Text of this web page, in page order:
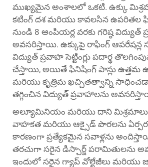
ముఖ్యమైన అంశాలలో ఒకటి. ఉక్కు
కటింగ్ దశ మరియు కావలసిన ఉపరితల
నుండి 8 ఆంపియర్ల వరకు గరిష్ఠ విద్యుత్
అవసరిస్తాయి. ఉక్కుపై రాఫింగ్
విద్యుత్ ప్రవాహ సెట్టింగ్లు పదార్థ
చేస్తాయి, అయితే ఫినిషింగ్ పాస్లు ఉత్తమ
మరియు కృత్రిమ ఖచ్చితత్వాన్ని
తగ్గించిన విద్యుత్ ప్రవాహాలను
అల్యూమినియం మరియు దాని మిశ్రమాలు
వాహకత మరియు ఆక్సైడ్ పొరలను
కారణంగా ప్రత్యేకమైన సవాళ్లను
తరచుగా సరైన డిస్చార్జ్ పరామితులను
ఇందులో సరైన గ్యాప్ వోల్టేజీలు మరియు